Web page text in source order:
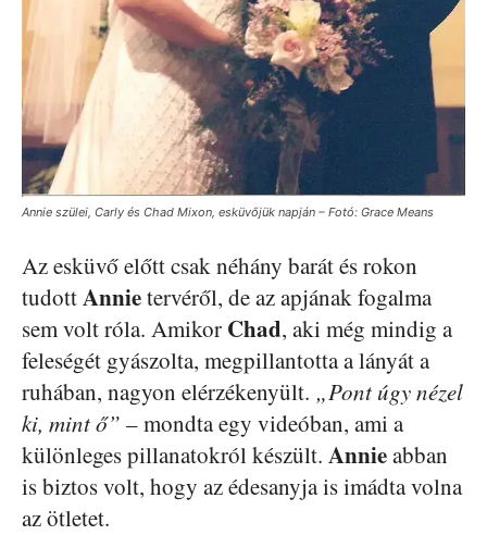
Annie szülei, Carly és Chad Mixon, esküvőjük napján – Fotó: Grace Means
Az esküvő előtt csak néhány barát és rokon
tudottAnnietervéről, de az apjának fogalma
sem volt róla. Amikor Chad, aki még mindig a
feleségét gyászolta, megpillantotta a lányát a
ruhában, nagyon elérzékenyült. „Pont úgy nézel
ki, mint ő” – mondta egy videóban, ami a
különleges pillanatokról készült. Annieabban
is biztos volt, hogy az édesanyja is imádta volna
az ötletet.